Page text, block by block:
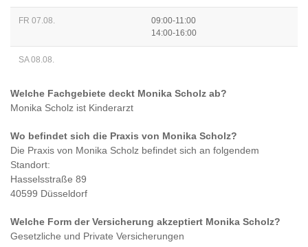
FR 07.08.
09:00-11:00
14:00-16:00
SA 08.08.
Welche Fachgebiete deckt Monika Scholz ab?
Monika Scholz ist Kinderarzt
Wo befindet sich die Praxis von Monika Scholz?
Die Praxis von Monika Scholz befindet sich an folgendem
Standort:
Hasselsstraße 89
40599 Düsseldorf
Welche Form der Versicherung akzeptiert Monika Scholz?
Gesetzliche und Private Versicherungen